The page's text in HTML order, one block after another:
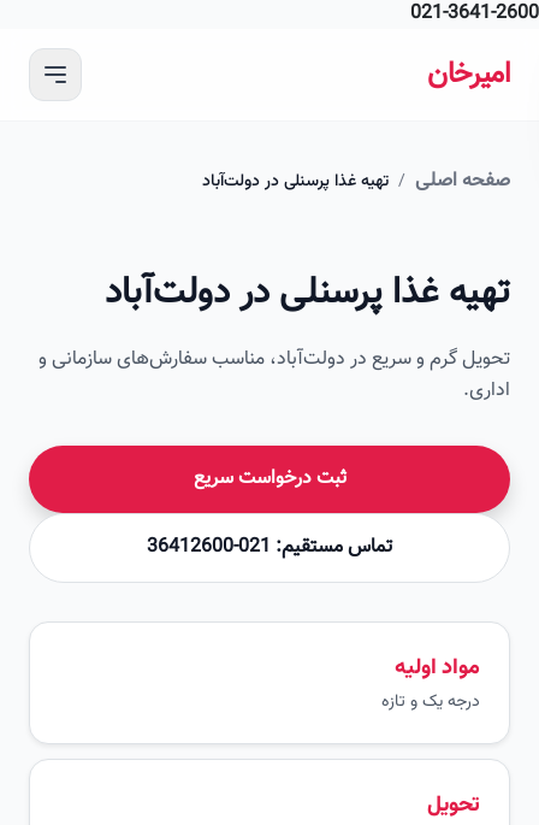
021-
اصلی / تهیه غذا پرسنلی در دولت‌آباد
غذا پرسنلی در دولت‌آباد
گرم و سریع در دولت‌آباد، مناسب سفارش‌های سازمانی و
ثبت درخواست سریع
تماس مستقیم: 021-36412600
مواد اولیه
درجه یک و تازه
تصویر این صفحه به زودی اضافه می‌شود